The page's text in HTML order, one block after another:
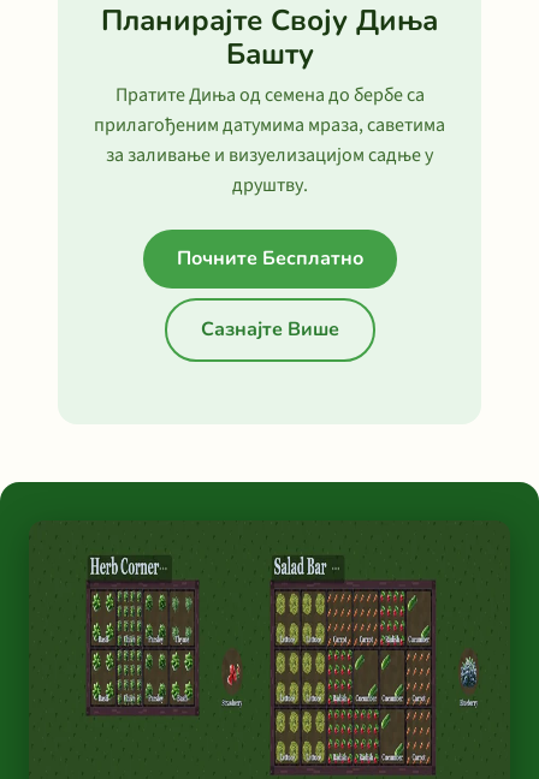
Планирајте Своју Диња
Башту
Пратите Диња од семена до бербе са
прилагођеним датумима мраза, саветима
за заливање и визуелизацијом садње у
друштву.
Почните Бесплатно
Сазнајте Више